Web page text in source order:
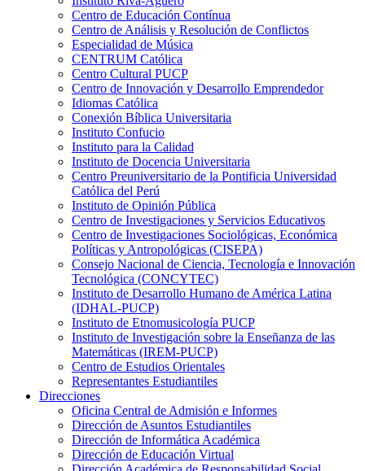
Centro de Educación Contínua
Centro de Análisis y Resolución de Conflictos
Especialidad de Música
CENTRUM Católica
Centro Cultural PUCP
Centro de Innovación y Desarrollo Emprendedor
Idiomas Católica
Conexión Bíblica Universitaria
Instituto Confucio
Instituto para la Calidad
Instituto de Docencia Universitaria
Centro Preuniversitario de la Pontificia Universidad
Católica del Perú
Instituto de Opinión Pública
Centro de Investigaciones y Servicios Educativos
Centro de Investigaciones Sociológicas, Económica
Políticas y Antropológicas (CISEPA)
Consejo Nacional de Ciencia, Tecnología e Innovación
Tecnológica (CONCYTEC)
Instituto de Desarrollo Humano de América Latina
(IDHAL-PUCP)
Instituto de Etnomusicología PUCP
Instituto de Investigación sobre la Enseñanza de las
Matemáticas (IREM-PUCP)
Centro de Estudios Orientales
Representantes Estudiantiles
Direcciones
Oficina Central de Admisión e Informes
Dirección de Asuntos Estudiantiles
Dirección de Informática Académica
Dirección de Educación Virtual